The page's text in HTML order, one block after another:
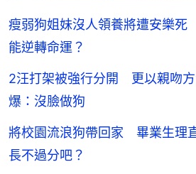
瘦弱狗姐妹沒人領養將遭安樂
能逆轉命運？
2汪打架被強行分開 更以親吻
爆：沒臉做狗
將校園流浪狗帶回家 畢業生理
長不過分吧？